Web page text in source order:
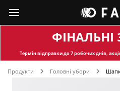
Термін відправкидо 7 робочих днів,
Продукти Головні убори